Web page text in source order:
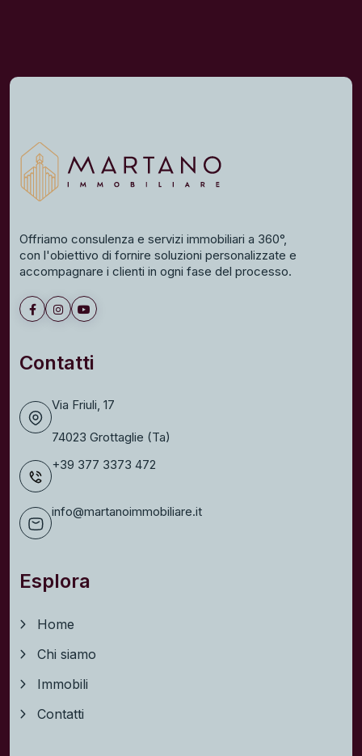
Offriamo consulenza e servizi immobiliari a 360°,
con l'obiettivo di fornire soluzioni personalizzate e
accompagnare i clienti in ogni fase del processo.
Contatti
Via Friuli, 17
74023 Grottaglie (Ta)
+39 377 3373 472
info@martanoimmobiliare.it
Esplora
Home
Chi siamo
Immobili
Contatti